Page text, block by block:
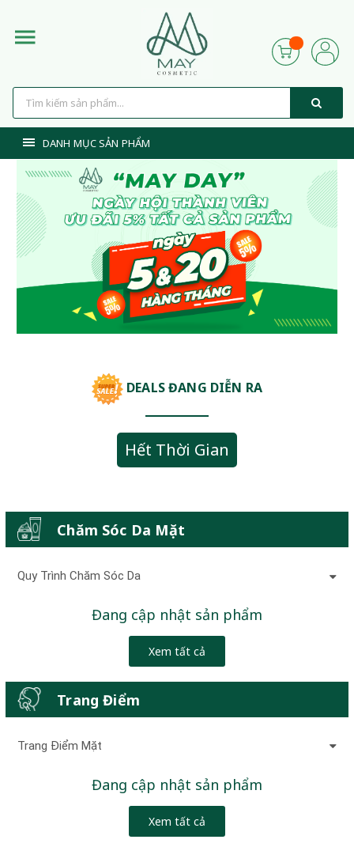
DANH MỤC SẢN PHẨM
DEALS ĐANG DIỄN RA
Hết Thời Gian
Chăm Sóc Da Mặt
Quy Trình Chăm Sóc Da
Đang cập nhật sản phẩm
Xem tất cả
Trang Điểm
Trang Điểm Mặt
Đang cập nhật sản phẩm
Xem tất cả